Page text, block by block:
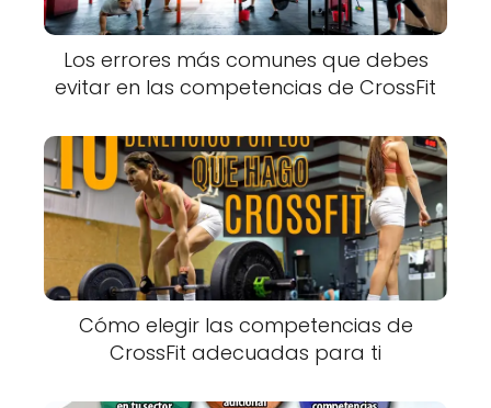
Los errores más comunes que debes
evitar en las competencias de CrossFit
Cómo elegir las competencias de
CrossFit adecuadas para ti